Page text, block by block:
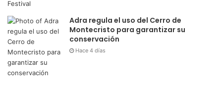
Adra regula el uso del Cerro de
Montecristo para garantizar su
conservación
Hace 4 días